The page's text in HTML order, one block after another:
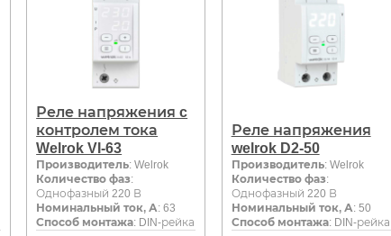
Реле напряжения c
контролем тока
Welrok VI-63
Производитель: Welrok
Количество фаз:
Однофазный 220 В
Номинальный ток, А: 63
Способ монтажа: DIN-рейка
Реле напряжения
welrok D2-50
Производитель: Welrok
Количество фаз:
Однофазный 220 В
Номинальный ток, А: 50
Способ монтажа: DIN-рейка